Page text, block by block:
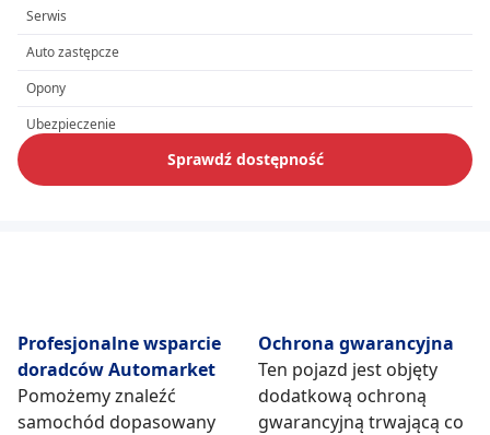
Serwis
Auto zastępcze
Opony
Ubezpieczenie
Sprawdź dostępność
Profesjonalne wsparcie
doradców Automarket
Pomożemy znaleźć
samochód dopasowany
Ochrona gwarancyjna
Ten pojazd jest objęty
dodatkową ochroną
gwarancyjną trwającą co